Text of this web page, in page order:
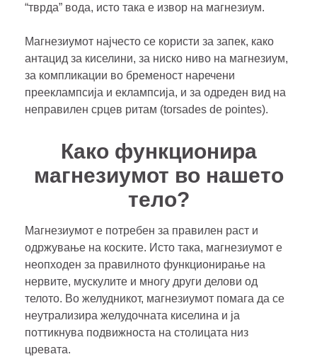
“тврда” вода, исто така е извор на магнезиум.
Магнезиумот најчесто се користи за запек, како
антацид за киселини, за ниско ниво на магнезиум,
за компликации во бременост наречени
прееклампсија и еклампсија, и за одреден вид на
неправилен срцев ритам (torsades de pointes).
Како функционира
магнезиумот во нашето
тело?
Магнезиумот е потребен за правилен раст и
одржување на коските. Исто така, магнезиумот е
неопходен за правилното функционирање на
нервите, мускулите и многу други делови од
телото. Во желудникот, магнезиумот помага да се
неутрализира желудочната киселина и ја
поттикнува подвижноста на столицата низ
цревата.